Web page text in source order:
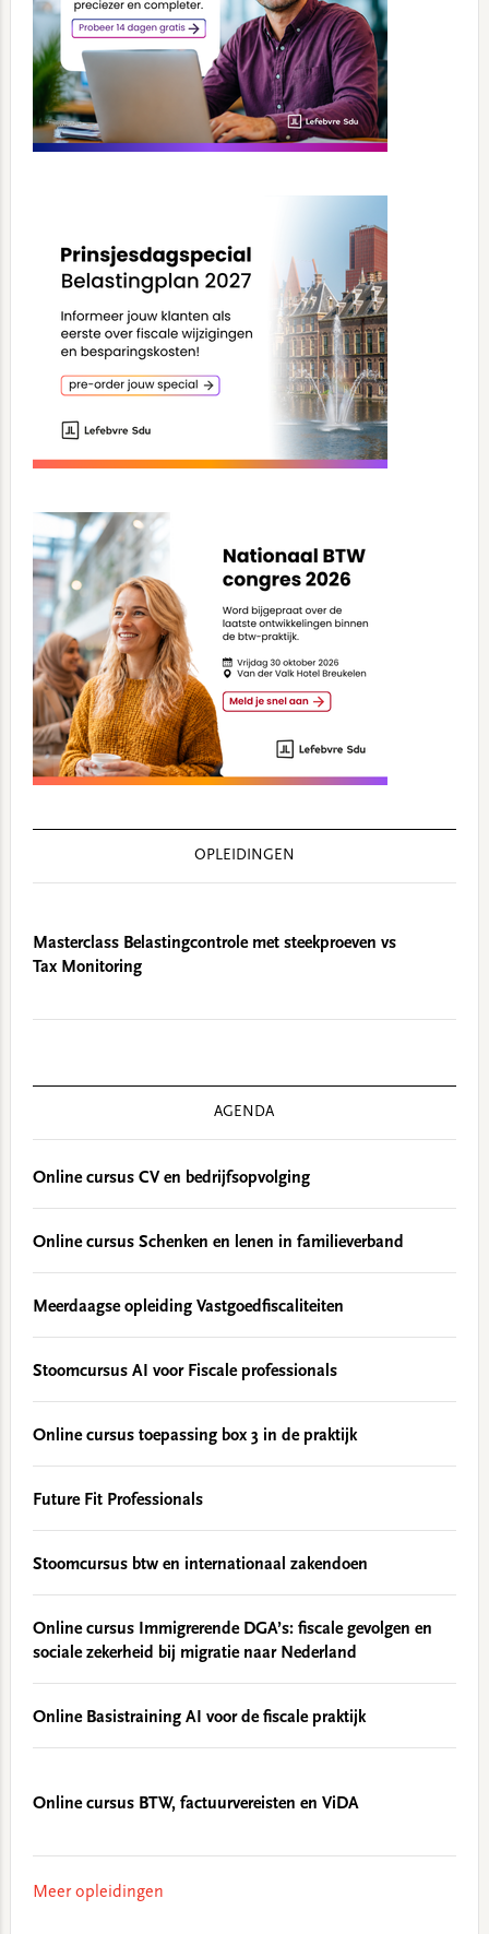
OPLEIDINGEN
Masterclass Belastingcontrole met steekproeven vs
Tax Monitoring
AGENDA
Online cursus CV en bedrijfsopvolging
Online cursus Schenken en lenen in familieverband
Meerdaagse opleiding Vastgoedfiscaliteiten
Stoomcursus AI voor Fiscale professionals
Online cursus toepassing box 3 in de praktijk
Future Fit Professionals
Stoomcursus btw en internationaal zakendoen
Online cursus Immigrerende DGA’s: fiscale gevolgen en
sociale zekerheid bij migratie naar Nederland
Online Basistraining AI voor de fiscale praktijk
Online cursus BTW, factuurvereisten en ViDA
Meer opleidingen